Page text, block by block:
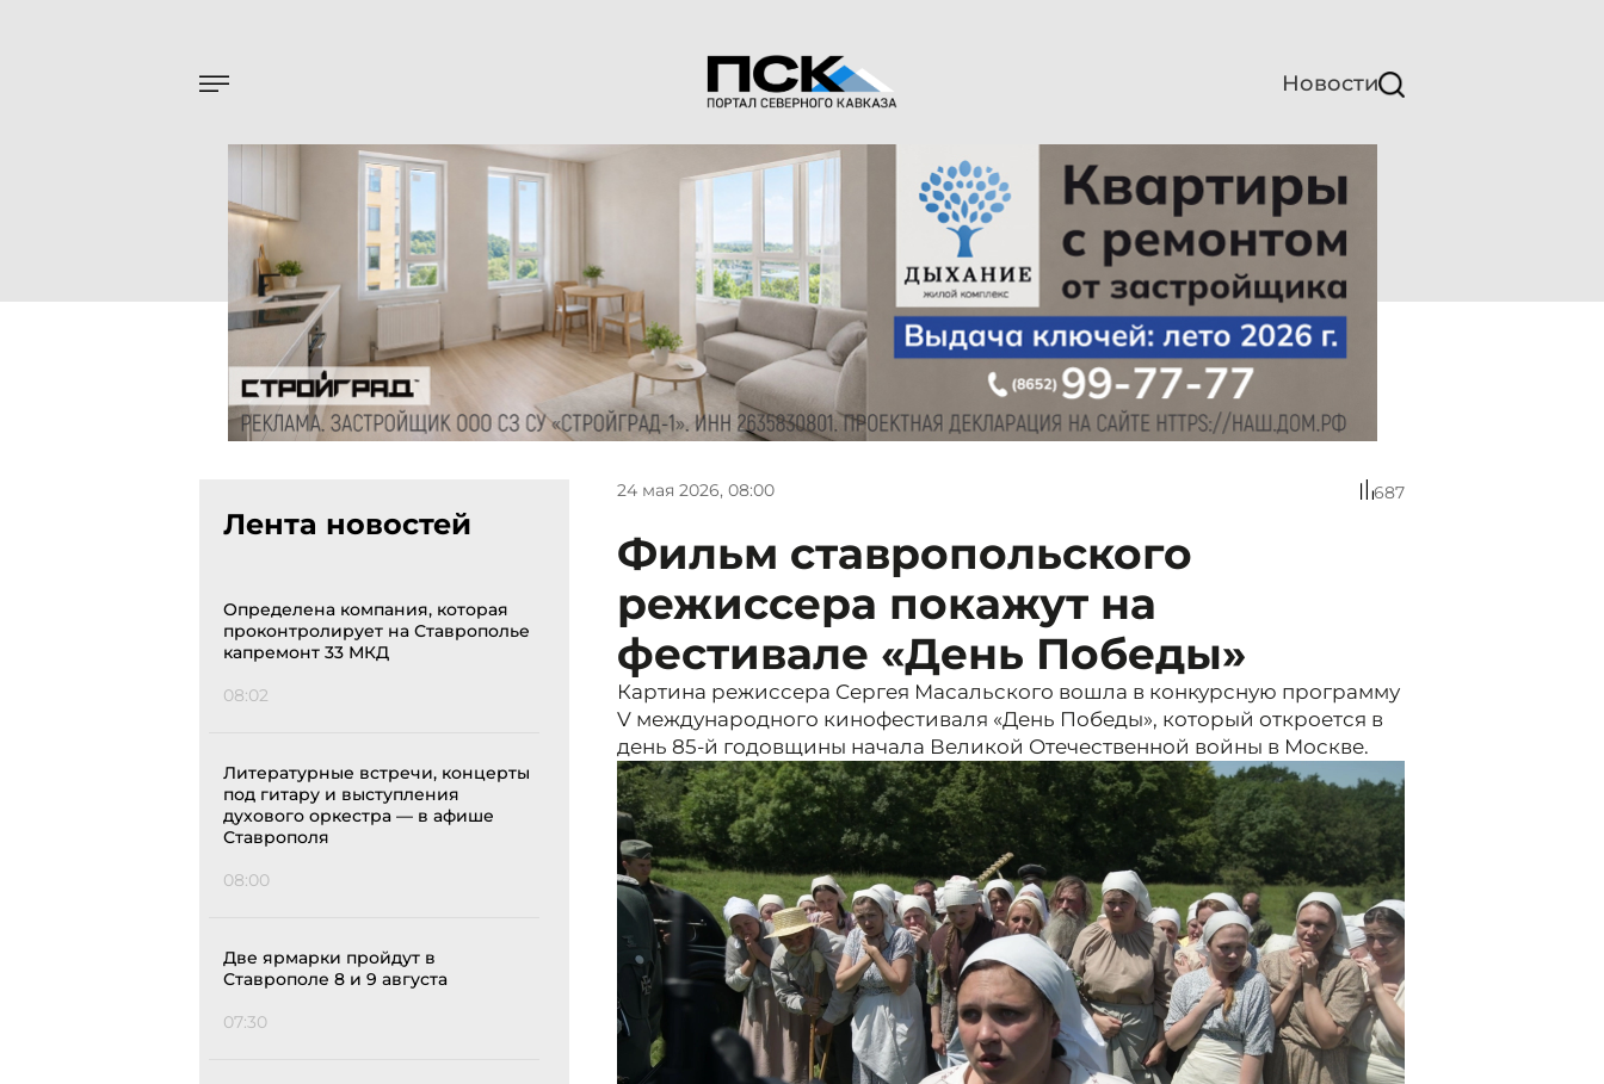
Новости
Лента новостей
Определена компания, которая
проконтролирует на Ставрополье
капремонт 33 МКД
08:02
Литературные встречи, концерты
под гитару и выступления
духового оркестра — в афише
Ставрополя
08:00
Две ярмарки пройдут в
Ставрополе 8 и 9 августа
07:30
24 мая 2026, 08:00 687
Фильм ставропольского
режиссера покажут на
фестивале «День Победы»
Картина режиссера Сергея Масальского вошла в конкурсную программу
V международного кинофестиваля «День Победы», который откроется в
день 85-й годовщины начала Великой Отечественной войны в Москве.